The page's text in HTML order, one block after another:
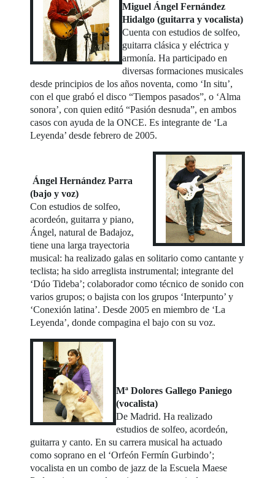
Miguel Ángel Fernández
Hidalgo (guitarra y vocalista)
Cuenta con estudios de solfeo,
guitarra clásica y eléctrica y
armonía. Ha participado en
diversas formaciones musicales
desde principios de los años noventa, como ‘In situ’,
con el que grabó el disco “Tiempos pasados”, o ‘Alma
sonora’, con quien editó “Pasión desnuda”, en ambos
casos con ayuda de la ONCE. Es integrante de ‘La
Leyenda’ desde febrero de 2005.
Ángel Hernández Parra
(bajo y voz)
Con estudios de solfeo,
acordeón, guitarra y piano,
Ángel, natural de Badajoz,
tiene una larga trayectoria
musical: ha realizado galas en solitario como cantante y
teclista; ha sido arreglista instrumental; integrante del
‘Dúo Tideba’; colaborador como técnico de sonido con
varios grupos; o bajista con los grupos ‘Interpunto’ y
‘Conexión latina’. Desde 2005 en miembro de ‘La
Leyenda’, donde compagina el bajo con su voz.
Mª Dolores Gallego Paniego
(vocalista)
De Madrid. Ha realizado
estudios de solfeo, acordeón,
guitarra y canto. En su carrera musical ha actuado
como soprano en el ‘Orfeón Fermín Gurbindo’;
vocalista en un combo de jazz de la Escuela Maese